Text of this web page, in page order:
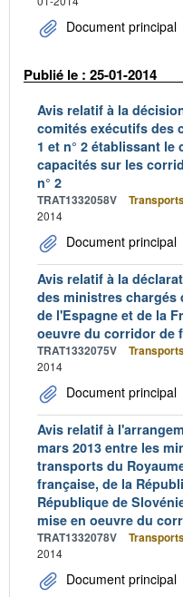
Document principal
Publié le : 25-01-2014
Avis relatif à la
comités exécutifs des
1 et n° 2 établissant
capacités sur les
n° 2
TRAT1332058V
2014
Document principal
Avis relatif à la
des ministres
de l'Espagne et de la
oeuvre du corridor de
TRAT1332075V
2014
Document principal
Avis relatif à
mars 2013 entre les
transports du
française, de la
République de
mise en oeuvre du
TRAT1332078V
2014
Document principal